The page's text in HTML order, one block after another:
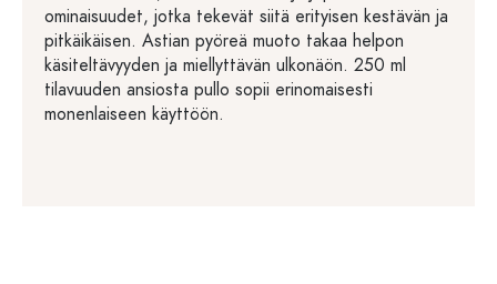
ominaisuudet, jotka tekevät siitä erityisen kestävän ja
pitkäikäisen. Astian pyöreä muoto takaa helpon
käsiteltävyyden ja miellyttävän ulkonäön. 250 ml
tilavuuden ansiosta pullo sopii erinomaisesti
monenlaiseen käyttöön.